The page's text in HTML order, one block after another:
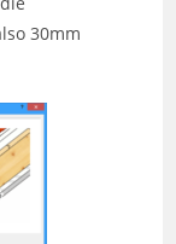
30mm